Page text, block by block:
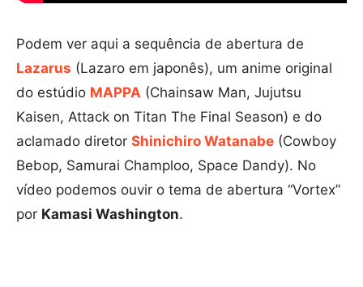
Podem ver aqui a sequência de abertura de
Lazarus (Lazaro em japonês), um anime original
do estúdio MAPPA (Chainsaw Man, Jujutsu
Kaisen, Attack on Titan The Final Season) e do
aclamado diretor Shinichiro Watanabe (Cowboy
Bebop, Samurai Champloo, Space Dandy). No
vídeo podemos ouvir o tema de abertura “Vortex”
por Kamasi Washington.